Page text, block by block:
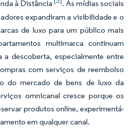
à Distância
. As mídias sociais
expandiram a visibilidade e o
de luxo para um público mais
multimarca continuam
a descoberta, especialmente entre
com serviços de reembolso
do mercado de bens de luxo da
omnicanal cresce porque os
produtos online, experimentá-
em qualquer canal.